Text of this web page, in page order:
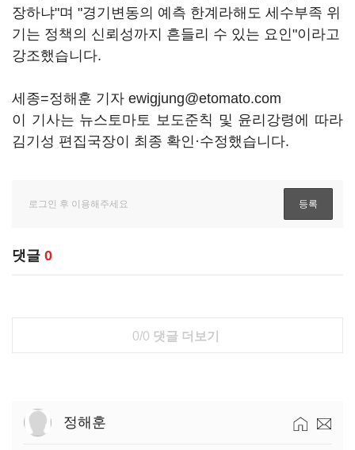
장하냐"며 "경기변동의 예측 한계라해도 세수부족 위
기는 정책의 신뢰성까지 흔들리 수 있는 요인"이라고
강조했습니다.
세종=정해훈 기자 ewigjung@etomato.com
이 기사는 뉴스토마토 보도준칙 및 윤리강령에 따라
김기성 편집국장이 최종 확인·수정했습니다.
댓글 0
0/0 댓글 더보기
정해훈